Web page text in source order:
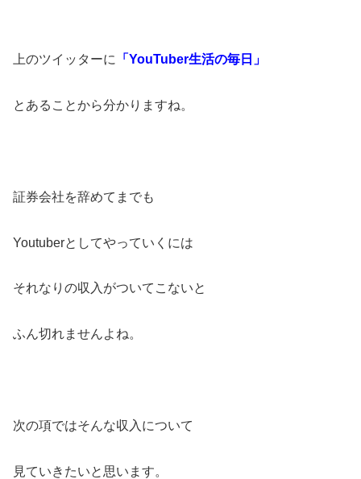
上のツイッターに 「YouTuber生活の毎日 」
とあることから分かりますね。
証券会社を辞めてまでも
Youtuberとしてやっていくには
それなりの収入がついてこないと
ふん切れませんよね。
次の項ではそんな収入について
見ていきたいと思います。